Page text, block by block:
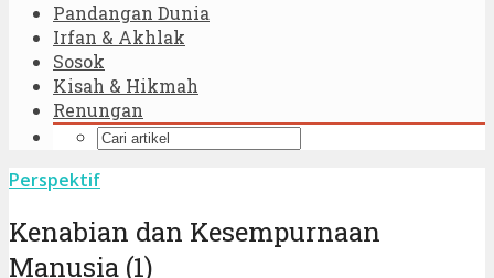
Pandangan Dunia
Irfan & Akhlak
Sosok
Kisah & Hikmah
Renungan
Perspektif
Kenabian dan Kesempurnaan
Manusia (1)